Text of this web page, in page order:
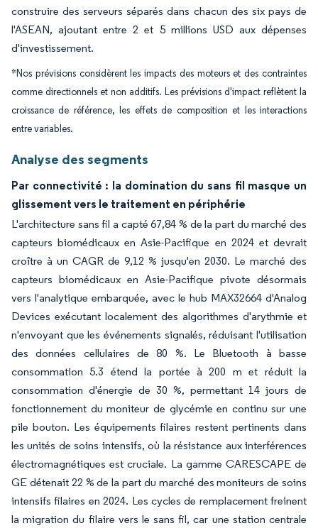
construire des serveurs séparés dans chacun des six pays de
l'ASEAN, ajoutant entre 2 et 5 millions USD aux dépenses
d'investissement.
*Nos prévisions considèrent les impacts des moteurs et des contraintes
comme directionnels et non additifs. Les prévisions d'impact reflètent la
croissance de référence, les effets de composition et les interactions
entre variables.
Analyse des segments
Par connectivité : la domination du sans fil masque un
glissement vers le traitement en périphérie
L'architecture sans fil a capté 67,84 % de la part du marché des
capteurs biomédicaux en Asie-Pacifique en 2024 et devrait
croître à un CAGR de 9,12 % jusqu'en 2030. Le marché des
capteurs biomédicaux en Asie-Pacifique pivote désormais
vers l'analytique embarquée, avec le hub MAX32664 d'Analog
Devices exécutant localement des algorithmes d'arythmie et
n'envoyant que les événements signalés, réduisant l'utilisation
des données cellulaires de 80 %. Le Bluetooth à basse
consommation 5.3 étend la portée à 200 m et réduit la
consommation d'énergie de 30 %, permettant 14 jours de
fonctionnement du moniteur de glycémie en continu sur une
pile bouton. Les équipements filaires restent pertinents dans
les unités de soins intensifs, où la résistance aux interférences
électromagnétiques est cruciale. La gamme CARESCAPE de
GE détenait 22 % de la part du marché des moniteurs de soins
intensifs filaires en 2024. Les cycles de remplacement freinent
la migration du filaire vers le sans fil, car une station centrale